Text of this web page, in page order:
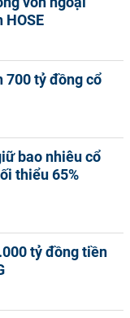
700 tỷ đồng cổ
bao nhiêu cổ
thiểu 65%
tỷ đồng tiền